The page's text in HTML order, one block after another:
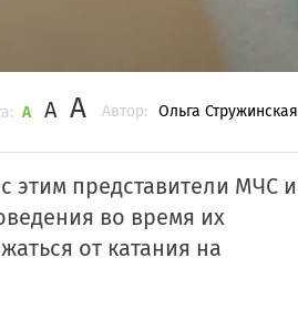
Автор: Ольга Стружинская
A A A
этим представители МЧС и
во время их
от катания на